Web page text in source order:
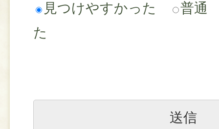
見つけやすかった
普通
た